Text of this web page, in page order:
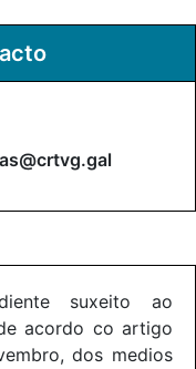
suxeito ao
acordo co artigo
dos medios